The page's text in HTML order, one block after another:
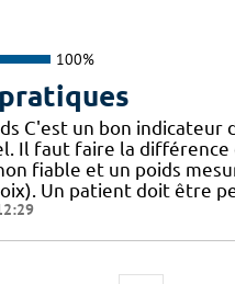
100%
C'est un bon indicateur
Il faut faire la différence
fiable et un poids
Un patient doit être